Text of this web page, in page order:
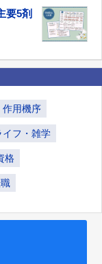
要5剤
作用機序
イフ・雑学
格